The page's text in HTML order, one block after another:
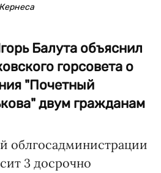
Балута объяснил
горсовета о
"Почетный
двум гражданам
облгосадминистрации
3 досрочно